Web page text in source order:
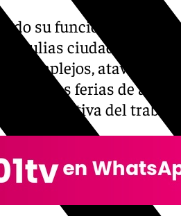
su función y desde
tertulias ciudadanas,
complejos, ataviada
las ferias de
del